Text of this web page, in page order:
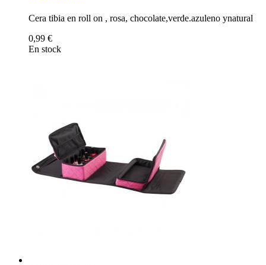
Cera tibia en roll on , rosa, chocolate,verde.azuleno ynatural
0,99 €
En stock